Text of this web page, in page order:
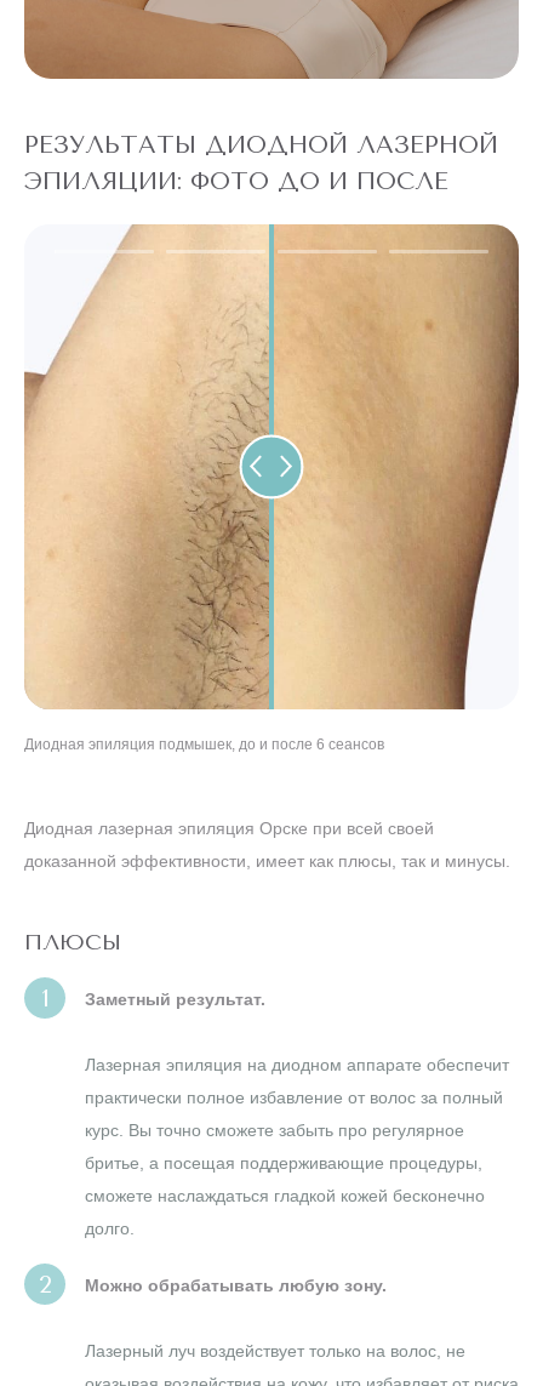
РЕЗУЛЬТАТЫ ДИОДНОЙ ЛАЗЕРНОЙ
ЭПИЛЯЦИИ: ФОТО ДО И ПОСЛЕ
Диодная эпиляция подмышек, до и после 6 сеансов
Диодная эпиляция ног, до и после 8 сеансов
Диодная эпиляция бикини, до и после 5 сеансов
"Диодная эпиляция лица, до и после 7 сеансов
Диодная лазерная эпиляция Орске при всей своей
доказанной эффективности, имеет как плюсы, так и минусы.
ПЛЮСЫ
Заметный результат.
Лазерная эпиляция на диодном аппарате обеспечит
практически полное избавление от волос за полный
курс. Вы точно сможете забыть про регулярное
бритье, а посещая поддерживающие процедуры,
сможете наслаждаться гладкой кожей бесконечно
долго.
Можно обрабатывать любую зону.
Лазерный луч воздействует только на волос, не